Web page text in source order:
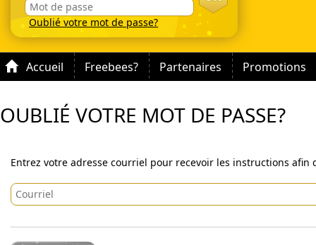
Oublié votre mot de passe?
Accueil Freebees? Partenaires Promotions
OUBLIÉ VOTRE MOT DE PASSE?
Entrez votre adresse courriel pour recevoir les instructions